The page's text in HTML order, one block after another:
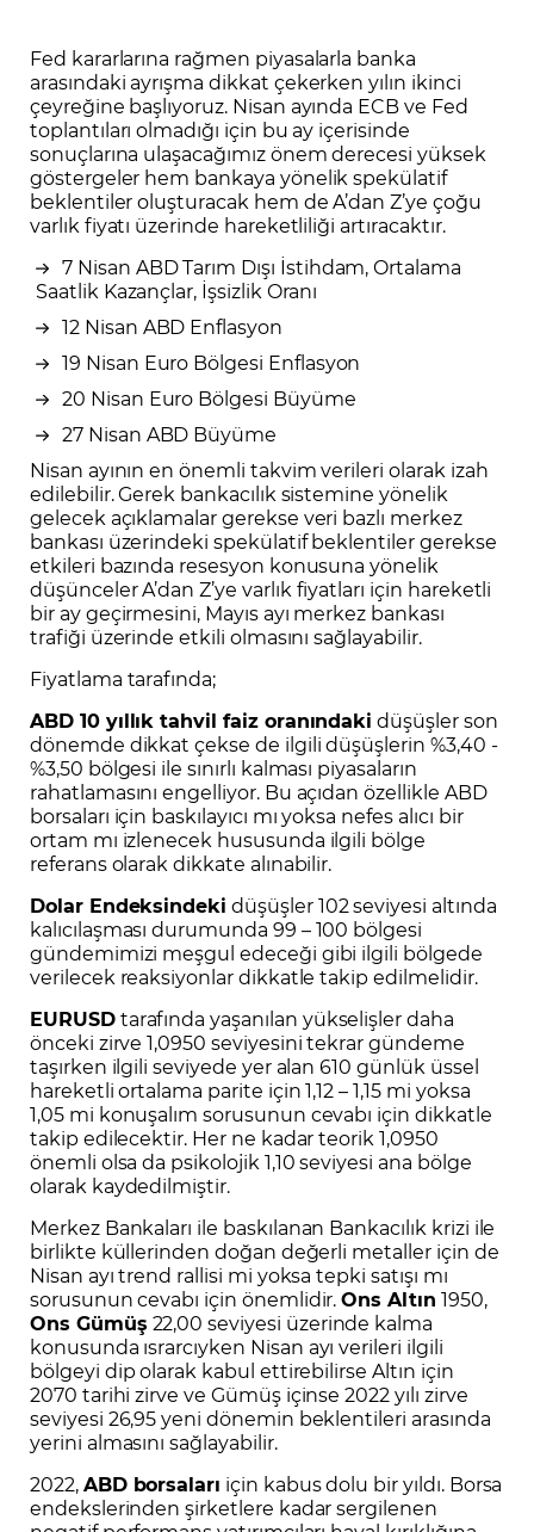
Fed kararlarına rağmen piyasalarla banka
arasındaki ayrışma dikkat çekerken yılın ikinci
çeyreğine başlıyoruz. Nisan ayında ECB ve Fed
toplantıları olmadığı için bu ay içerisinde
sonuçlarına ulaşacağımız önem derecesi yüksek
göstergeler hem bankaya yönelik spekülatif
beklentiler oluşturacak hem de A’dan Z’ye çoğu
varlık fiyatı üzerinde hareketliliği artıracaktır.
7 Nisan ABD Tarım Dışı İstihdam, Ortalama
Saatlik Kazançlar, İşsizlik Oranı
12 Nisan ABD Enflasyon
19 Nisan Euro Bölgesi Enflasyon
20 Nisan Euro Bölgesi Büyüme
27 Nisan ABD Büyüme
Nisan ayının en önemli takvim verileri olarak izah
edilebilir. Gerek bankacılık sistemine yönelik
gelecek açıklamalar gerekse veri bazlı merkez
bankası üzerindeki spekülatif beklentiler gerekse
etkileri bazında resesyon konusuna yönelik
düşünceler A’dan Z’ye varlık fiyatları için hareketli
bir ay geçirmesini, Mayıs ayı merkez bankası
trafiği üzerinde etkili olmasını sağlayabilir.
Fiyatlama tarafında;
ABD 10 yıllık tahvil faiz oranındaki düşüşler son
dönemde dikkat çekse de ilgili düşüşlerin %3,40 -
%3,50 bölgesi ile sınırlı kalması piyasaların
rahatlamasını engelliyor. Bu açıdan özellikle ABD
borsaları için baskılayıcı mı yoksa nefes alıcı bir
ortam mı izlenecek hususunda ilgili bölge
referans olarak dikkate alınabilir.
Dolar Endeksindeki düşüşler 102 seviyesi altında
kalıcılaşması durumunda 99 – 100 bölgesi
gündemimizi meşgul edeceği gibi ilgili bölgede
verilecek reaksiyonlar dikkatle takip edilmelidir.
EURUSDtarafında yaşanılan yükselişler daha
önceki zirve 1,0950 seviyesini tekrar gündeme
taşırken ilgili seviyede yer alan 610 günlük üssel
hareketli ortalama parite için 1,12 – 1,15 mi yoksa
1,05 mi konuşalım sorusunun cevabı için dikkatle
takip edilecektir. Her ne kadar teorik 1,0950
önemli olsa da psikolojik 1,10 seviyesi ana bölge
olarak kaydedilmiştir.
Merkez Bankaları ile baskılanan Bankacılık krizi ile
birlikte küllerinden doğan değerli metaller için de
Nisan ayı trend rallisi mi yoksa tepki satışı mı
sorusunun cevabı için önemlidir.Ons Altın 1950,
Ons Gümüş 22,00 seviyesi üzerinde kalma
konusunda ısrarcıyken Nisan ayı verileri ilgili
bölgeyi dip olarak kabul ettirebilirse Altın için
2070 tarihi zirve ve Gümüş içinse 2022 yılı zirve
seviyesi 26,95 yeni dönemin beklentileri arasında
yerini almasını sağlayabilir.
2022,ABD borsaları için kabus dolu bir yıldı. Borsa
endekslerinden şirketlere kadar sergilenen